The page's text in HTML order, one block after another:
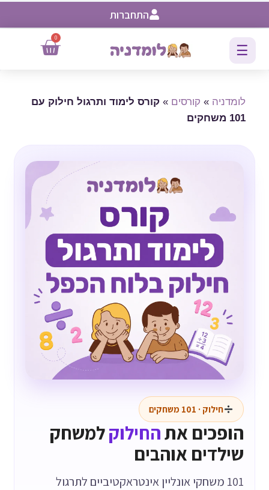
התחברות
0
☰
לומדניה » קורסים »קורס לימוד ותרגול חילוק עם
101 משחקים
חילוק · 101 משחקים
הופכים אתהחילוקלמשחק
שילדים אוהבים
101 משחקי אונליין אינטראקטיביים לתרגול